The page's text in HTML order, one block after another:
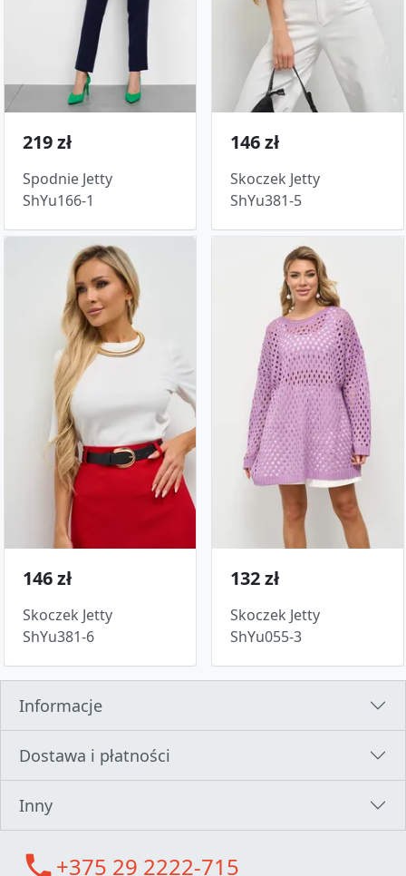
219 zł
Spodnie Jetty
ShYu166-1
146 zł
Skoczek Jetty
ShYu381-5
146 zł
Skoczek Jetty
ShYu381-6
132 zł
Skoczek Jetty
ShYu055-3
Informacje
Dostawa i płatności
Inny
call+375 29 2222-715